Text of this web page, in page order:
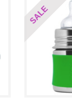
SALE